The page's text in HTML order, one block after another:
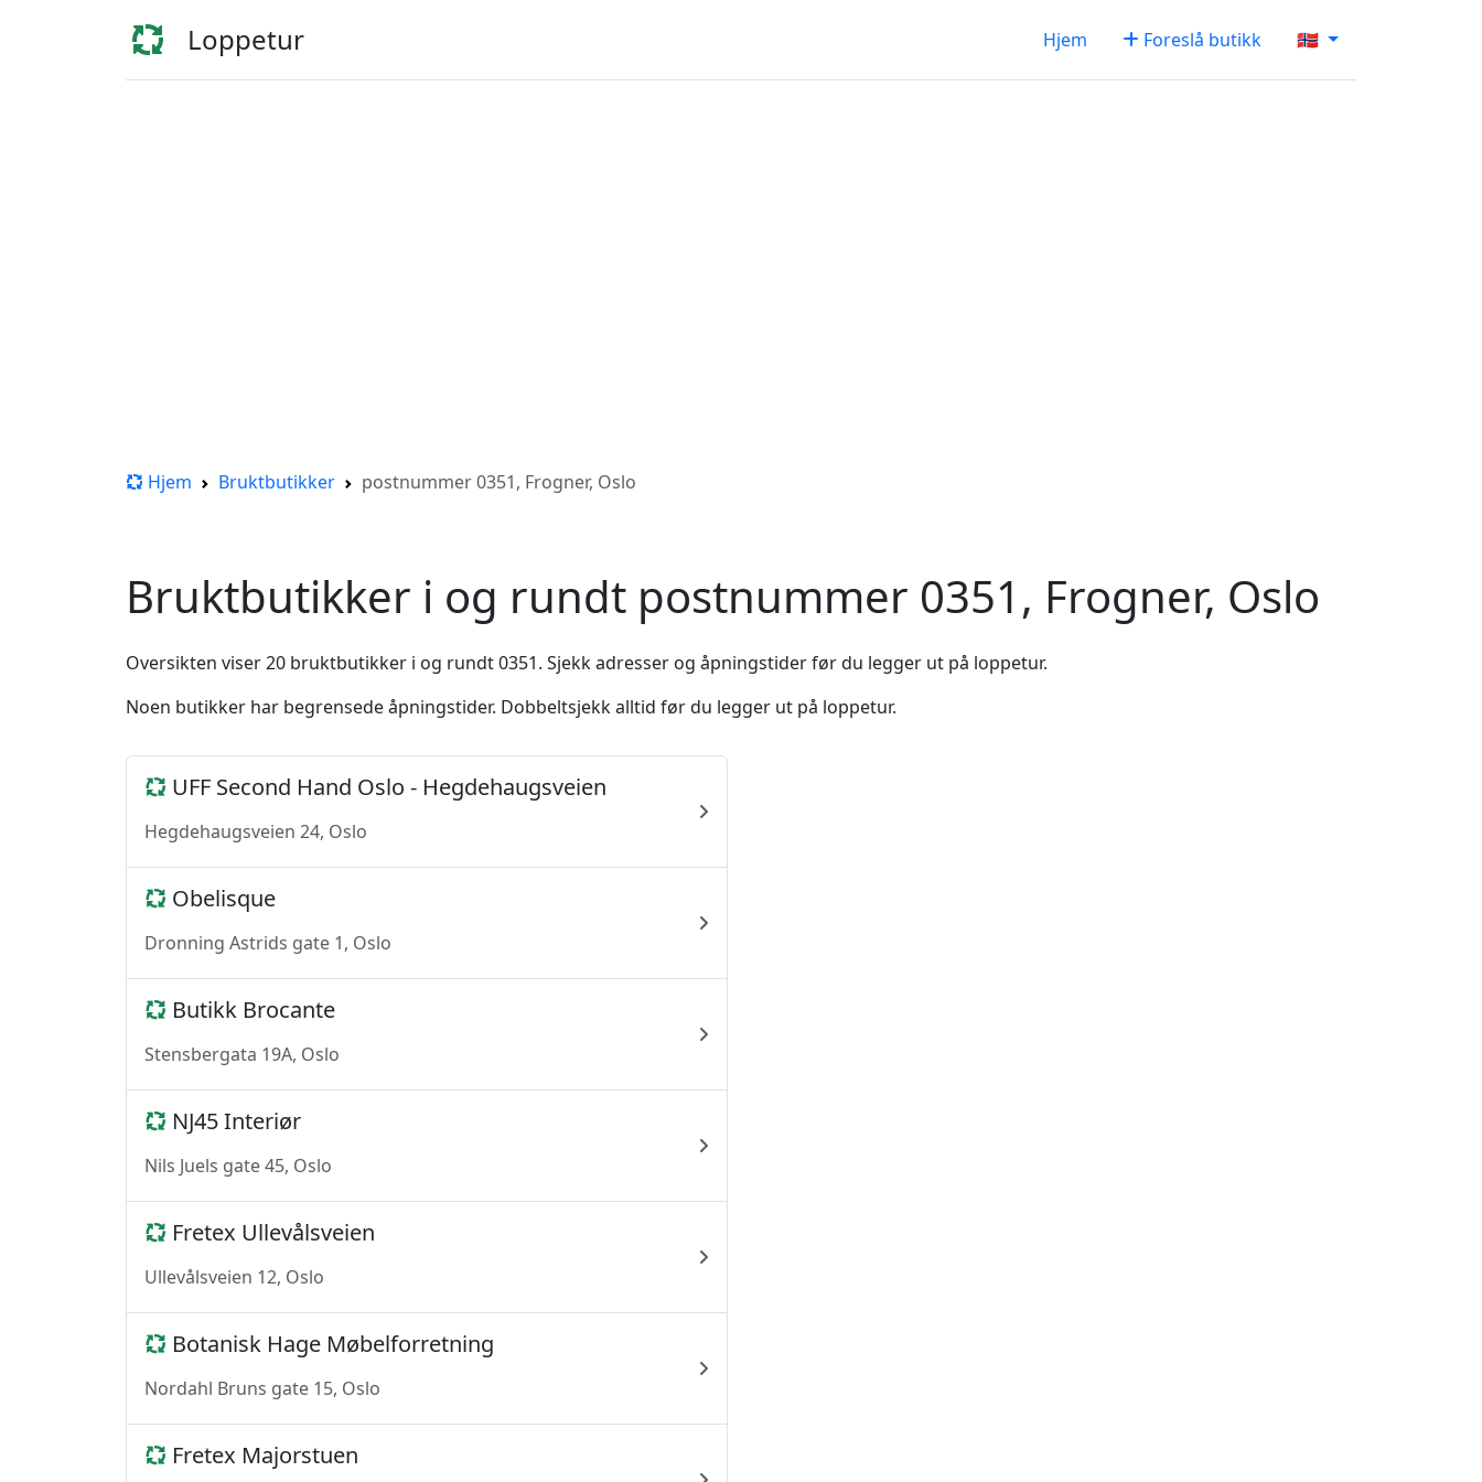
Loppetur Hjem Foreslå butikk 🇳🇴
Hjem Bruktbutikker postnummer 0351, Frogner, Oslo
Bruktbutikker i og rundt postnummer 0351, Frogner, Oslo
Oversikten viser 20 bruktbutikker i og rundt 0351. Sjekk adresser og åpningstider før du legger ut på loppetur.
Noen butikker har begrensede åpningstider. Dobbeltsjekk alltid før du legger ut på loppetur.
UFF Second Hand Oslo - Hegdehaugsveien
Hegdehaugsveien 24, Oslo
Obelisque
Dronning Astrids gate 1, Oslo
Butikk Brocante
Stensbergata 19A, Oslo
NJ45 Interiør
Nils Juels gate 45, Oslo
Fretex Ullevålsveien
Ullevålsveien 12, Oslo
Botanisk Hage Møbelforretning
Nordahl Bruns gate 15, Oslo
Fretex Majorstuen